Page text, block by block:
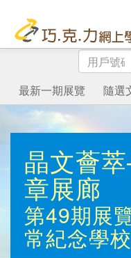
用
戶
號
碼
最新一期展覽
隨選
晶文薈
章展廊
第49期展
常紀念學校